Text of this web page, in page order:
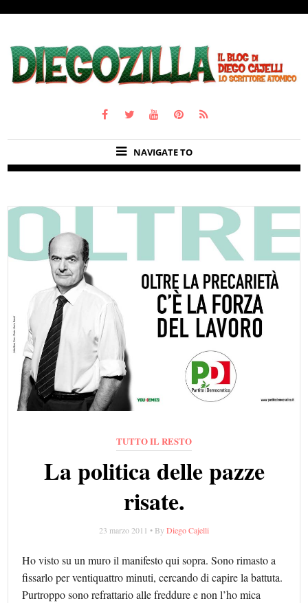
NAVIGATE TO
TUTTO IL RESTO
La politica delle pazze
risate.
23 marzo 2011 • By Diego Cajelli
Ho visto su un muro il manifesto qui sopra. Sono rimasto a
fissarlo per ventiquattro minuti, cercando di capire la battuta.
Purtroppo sono refrattario alle freddure e non l’ho mica